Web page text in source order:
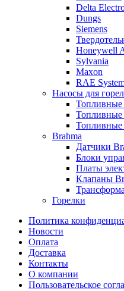
Delta
Dungs
Siemens
Honeywell
Sylvania
Maxon
RAE
Насосы для
Топливные
Топливные
Топливные
Brahma
Датчики
Блоки
Платы
Клапаны
Горелки
Политика
Новости
Оплата
Доставка
Контакты
О компании
Пользовательское